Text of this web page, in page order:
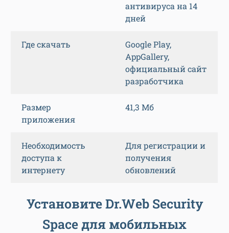
антивируса на 14
дней
Где скачать
Google Play,
AppGallery,
официальный сайт
разработчика
Размер
приложения
41,3 Мб
Необходимость
доступа к
интернету
Для регистрации и
получения
обновлений
Установите Dr.Web Security
Space для мобильных